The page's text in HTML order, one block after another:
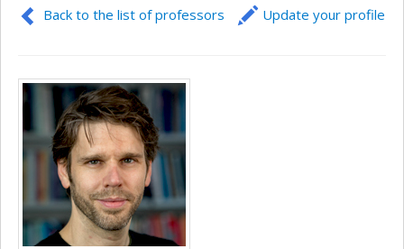
Back to the list of professors Update your profile